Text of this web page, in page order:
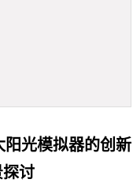
光模拟器的创新
讨